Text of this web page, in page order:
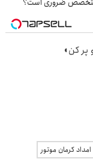
پر کن◖
امداد کرمان موتور